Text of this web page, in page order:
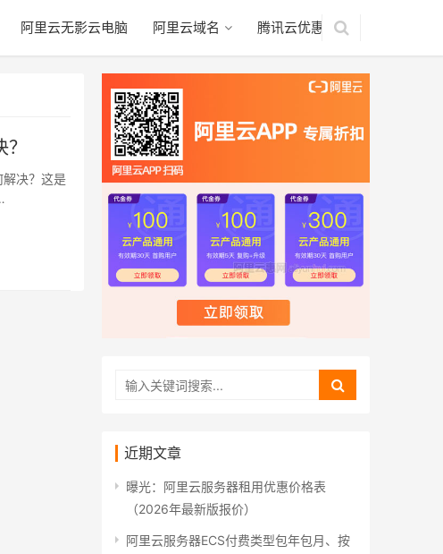
阿里云无影云电脑 阿里云域名 腾讯云优惠
解决？这是
近期文章
曝光：阿里云服务器租用优惠价格表
（2026年最新版报价）
阿里云服务器ECS付费类型包年包月、按